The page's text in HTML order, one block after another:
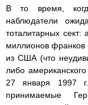
В то время,
наблюдатели
тоталитарных сект:
миллионов франков
из США (что
либо
27 января 1997
принимаемые